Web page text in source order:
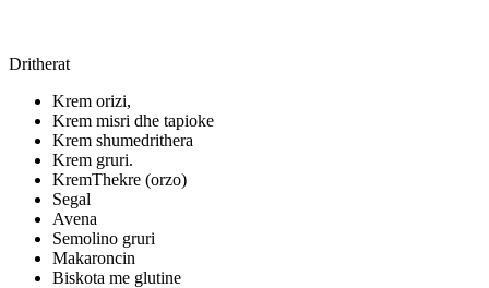
Dritherat
Krem orizi,
Krem misri dhe tapioke
Krem shumedrithera
Krem gruri.
KremThekre (orzo)
Segal
Avena
Semolino gruri
Makaroncin
Biskota me glutine